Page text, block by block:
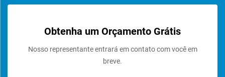
Obtenha um Orçamento Grátis
Nosso representante entrará em contato com você em
breve.